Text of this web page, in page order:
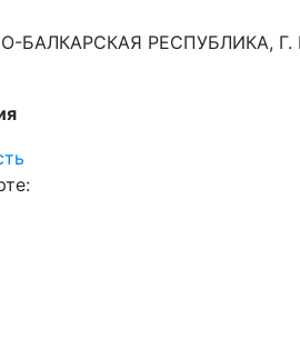
БАЛКАРСКАЯ РЕСПУБЛИКА, Г.